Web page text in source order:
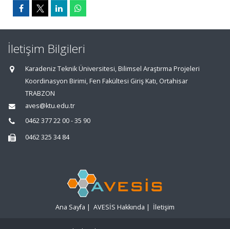
İletişim Bilgileri
Karadeniz Teknik Üniversitesi, Bilimsel Araştırma Projeleri
Koordinasyon Birimi, Fen Fakültesi Giriş Katı, Ortahisar
TRABZON
aves@ktu.edu.tr
0462 377 22 00 - 35 90
0462 325 34 84
Ana Sayfa | AVESİS Hakkında | İletişim